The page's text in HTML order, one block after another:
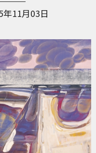
11月03日